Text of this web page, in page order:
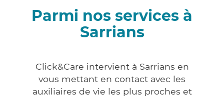
Parmi nos services à
Sarrians
Click&Care intervient à Sarrians en
vous mettant en contact avec les
auxiliaires de vie les plus proches et